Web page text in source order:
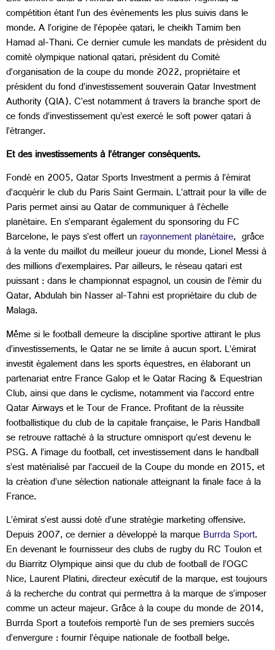
compétition étant l’un des évènements les plus suivis dans le
monde. A l’origine de l’épopée qatari, le cheikh Tamim ben
Hamad al-Thani. Ce dernier cumule les mandats de président du
comité olympique national qatari, président du Comité
d’organisation de la coupe du monde 2022, propriétaire et
président du fond d’investissement souverain Qatar Investment
Authority (QIA). C’est notamment à travers la branche sport de
ce fonds d’investissement qu’est exercé le soft power qatari à
l’étranger.
Et des investissements à l’étranger conséquents.
Fondé en 2005, Qatar Sports Investment a permis à l’émirat
d’acquérir le club du Paris Saint Germain. L’attrait pour la ville de
Paris permet ainsi au Qatar de communiquer à l’échelle
planétaire. En s’emparant également du sponsoring du FC
Barcelone, le pays s’est offert unrayonnement planétaire, grâce
à la vente du maillot du meilleur joueur du monde, Lionel Messi à
des millions d’exemplaires. Par ailleurs, le réseau qatari est
puissant : dans le championnat espagnol, un cousin de l’émir du
Qatar, Abdulah bin Nasser al-Tahni est propriétaire du club de
Malaga.
Même si le football demeure la discipline sportive attirant le plus
d’investissements, le Qatar ne se limite à aucun sport. L’émirat
investit également dans les sports équestres, en élaborant un
partenariat entre France Galop et le Qatar Racing & Equestrian
Club, ainsi que dans le cyclisme, notamment via l’accord entre
Qatar Airways et le Tour de France. Profitant de la réussite
footballistique du club de la capitale française, le Paris Handball
se retrouve rattaché à la structure omnisport qu’est devenu le
PSG. A l’image du football, cet investissement dans le handball
s’est matérialisé par l’accueil de la Coupe du monde en 2015, et
la création d’une sélection nationale atteignant la finale face à la
France.
L’émirat s’est aussi doté d’une stratégie marketing offensive.
Depuis 2007, ce dernier a développé la marqueBurrda Sport.
En devenant le fournisseur des clubs de rugby du RC Toulon et
du Biarritz Olympique ainsi que du club de football de l’OGC
Nice, Laurent Platini, directeur exécutif de la marque, est toujours
à la recherche du contrat qui permettra à la marque de s’imposer
comme un acteur majeur. Grâce à la coupe du monde de 2014,
Burrda Sport a toutefois remporté l’un de ses premiers succès
d’envergure : fournir l’équipe nationale de football belge.